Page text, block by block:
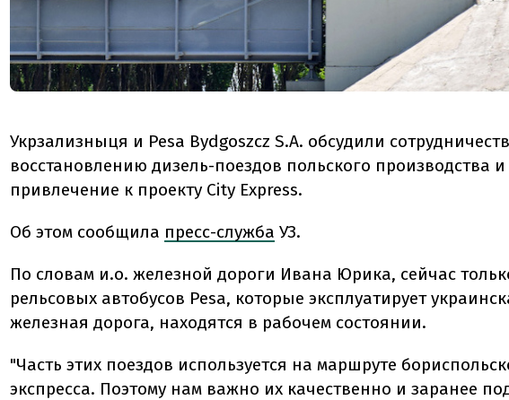
Укрзализныця и Pesa Bydgoszcz S.A. обсудили
восстановлению дизель-поездов польского производства и
привлечение к проекту City Express.
Об этом сообщила пресс-служба УЗ.
По словам и.о. железной дороги Ивана Юрика, сейчас
рельсовых автобусов Pesa, которые эксплуатирует
железная дорога, находятся в рабочем состоянии.
"Часть этих поездов используется на маршруте
экспресса. Поэтому нам важно их качественно и заранее